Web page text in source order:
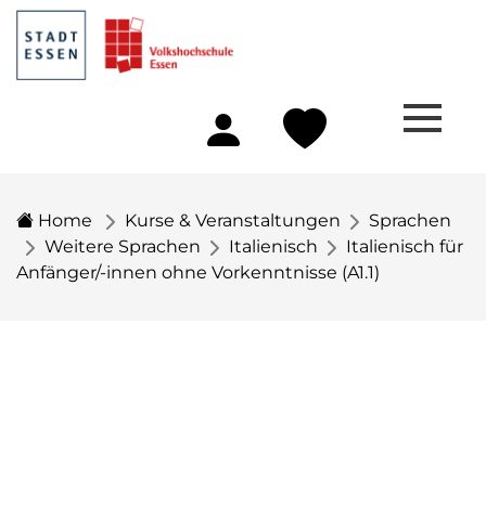
Home Kurse & Veranstaltungen
Sprachen
Weitere Sprachen
Italienisch
Italienisch für
Anfänger/-innen ohne Vorkenntnisse (A1.1)